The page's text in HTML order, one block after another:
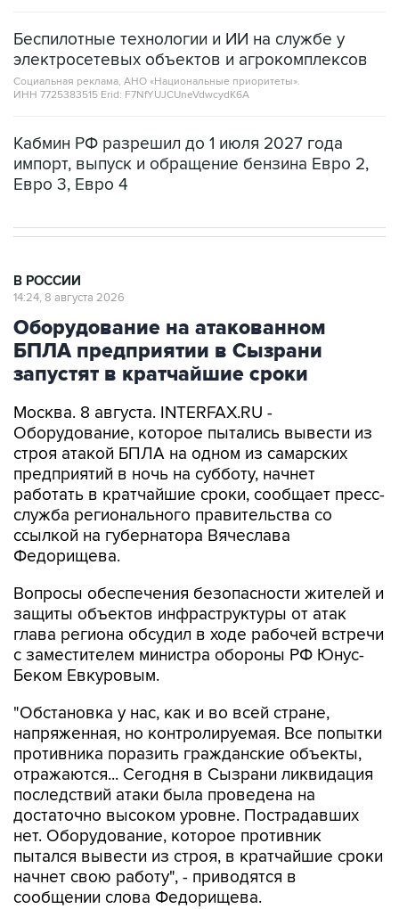
Беспилотные технологии и ИИ на службе у
электросетевых объектов и агрокомплексов
Социальная реклама, АНО «Национальные приоритеты».
ИНН 7725383515 Erid: F7NfYUJCUneVdwcydK6A
Кабмин РФ разрешил до 1 июля 2027 года
импорт, выпуск и обращение бензина Евро 2,
Евро 3, Евро 4
В РОССИИ
14:24, 8 августа 2026
Оборудование на атакованном
БПЛА предприятии в Сызрани
запустят в кратчайшие сроки
Москва. 8 августа. INTERFAX.RU -
Оборудование, которое пытались вывести из
строя атакой БПЛА на одном из самарских
предприятий в ночь на субботу, начнет
работать в кратчайшие сроки, сообщает пресс-
служба регионального правительства со
ссылкой на губернатора Вячеслава
Федорищева.
Вопросы обеспечения безопасности жителей и
защиты объектов инфраструктуры от атак
глава региона обсудил в ходе рабочей встречи
с заместителем министра обороны РФ Юнус-
Беком Евкуровым.
"Обстановка у нас, как и во всей стране,
напряженная, но контролируемая. Все попытки
противника поразить гражданские объекты,
отражаются... Сегодня в Сызрани ликвидация
последствий атаки была проведена на
достаточно высоком уровне. Пострадавших
нет. Оборудование, которое противник
пытался вывести из строя, в кратчайшие сроки
начнет свою работу", - приводятся в
сообщении слова Федорищева.